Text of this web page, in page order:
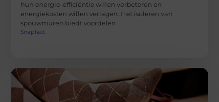
hun energie-efficiëntie willen verbeteren en
energiekosten willen verlagen. Het isoleren van
spouwmuren biedt voordelen
Snapfact